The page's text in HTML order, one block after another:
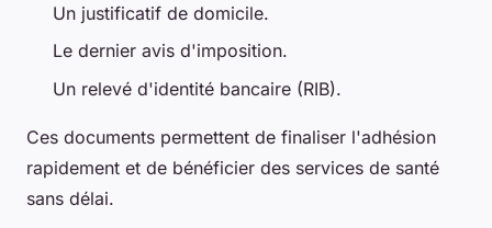
Un justificatif de domicile.
Le dernier avis d'imposition.
Un relevé d'identité bancaire (RIB).
Ces documents permettent de finaliser l'adhésion
rapidement et de bénéficier des services de santé
sans délai.